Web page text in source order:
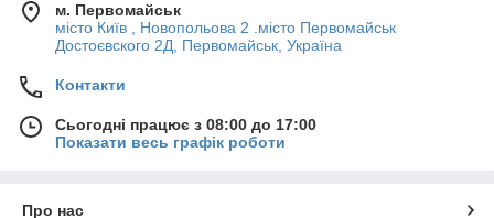
м. Первомайськ
місто Київ , Новопольова 2 .місто Первомайськ
Достоєвского 2Д, Первомайськ, Україна
Контакти
Сьогодні працює з 08:00 до 17:00
Показати весь графік роботи
Про нас